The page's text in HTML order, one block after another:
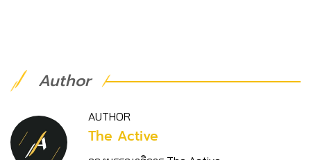
Author
AUTHOR
The Active